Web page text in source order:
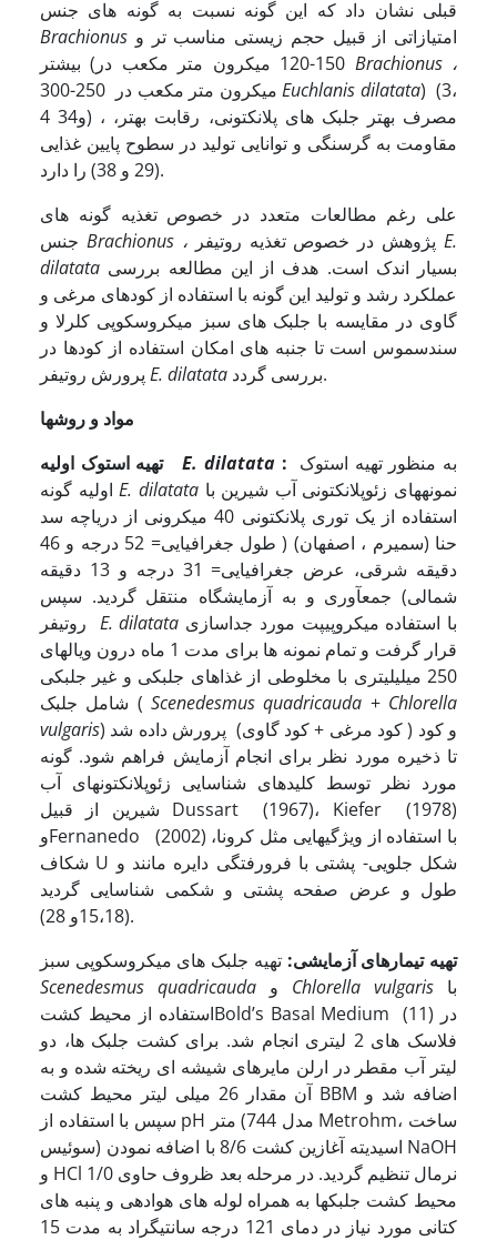
قبلی نشان داد که این گونه نسبت به گونه های جنس
Brachionus امتیازاتی از قبیل حجم زیستی مناسب تر و
بیشتر (150-120 میکرون متر مکعب در Brachionus،
300-250 میکرون متر مکعب در Euchlanis dilatata) (3،
4 و34) ، مصرف بهتر جلبک های پلانکتونی، رقابت بهتر،
مقاومت به گرسنگی و توانایی تولید در سطوح پایین غذایی
(29 و 38) را دارد.
علی رغم مطالعات متعدد در خصوص تغذیه گونه های
Brachionus،
E.
dilatata بسیار اندک است. هدف از این مطالعه بررسی
عملکرد رشد و تولید این گونه با استفاده از کودهای مرغی و
گاوی در مقایسه با جلبک های سبز میکروسکوپی کلرلا و
سندسموس است تا جنبه های امکان استفاده از کودها در
E. dilatata
بررسی گردد.
مواد و روشها
تهیه استوک اولیهE. dilatata :
اولیه گونهE. dilatata نمونه­های زئوپلانکتونی آب شیرین با
استفاده از یک توری پلانکتونی 40 میکرونی از دریاچه سد
حنا (سمیرم ، اصفهان) ( طول جغرافیایی= 52 درجه و 46
دقیقه شرقی، عرض جغرافیایی= 31 درجه و 13 دقیقه
شمالی) جمع­آوری و به آزمایشگاه منتقل گردید. سپس
E. dilatata
قرار گرفت و تمام نمونه ها برای مدت 1 ماه درون ویال­های
250 میلی­لیتری با مخلوطی از غذاهای جلبکی و غیر جلبکی
شامل جلبک (Scenedesmus quadricauda + Chlorella
vulgaris) و کود ( کود مرغی + کود گاوی) پرورش داده شد
تا ذخیره مورد نظر برای انجام آزمایش فراهم شود. گونه
مورد نظر توسط کلیدهای شناسایی زئوپلانکتونهای آب
شیرین از قبیل Dussart (1967)، Kiefer (1978)
وFernanedo (2002) با استفاده از ویژگی­هایی مثل کرونا،
شکاف U شکل جلویی- پشتی با فرورفتگی دایره مانند و
طول و عرض صفحه پشتی و شکمی شناسایی گردید
(15،18و 28).
تهیه تیمارهای آزمایشی:تهیه جلبک های میکروسکوپی سبز
Scenedesmus quadricauda
Chlorella vulgaris با
استفاده از محیط کشتBold’s Basal Medium (11) در
فلاسک های 2 لیتری انجام شد. برای کشت جلبک ها، دو
لیتر آب مقطر در ارلن مایرهای شیشه ای ریخته شده و به
آن مقدار 26 میلی لیتر محیط کشت BBM اضافه شد و
سپس با استفاده از pH متر (مدل 744 Metrohm، ساخت
سوئیس) اسیدیته آغازین کشت 8/6 با اضافه نمودن NaOH
و HCl 1/0 نرمال تنظیم گردید. در مرحله بعد ظروف حاوی
محیط کشت جلبکها به همراه لوله های هوادهی و پنبه های
کتانی مورد نیاز در دمای 121 درجه سانتیگراد به مدت 15